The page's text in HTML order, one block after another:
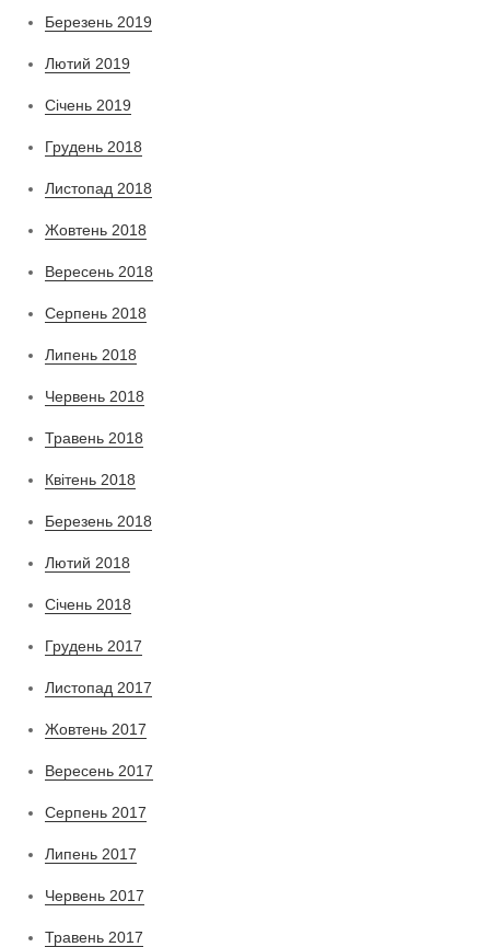
Березень 2019
Лютий 2019
Січень 2019
Грудень 2018
Листопад 2018
Жовтень 2018
Вересень 2018
Серпень 2018
Липень 2018
Червень 2018
Травень 2018
Квітень 2018
Березень 2018
Лютий 2018
Січень 2018
Грудень 2017
Листопад 2017
Жовтень 2017
Вересень 2017
Серпень 2017
Липень 2017
Червень 2017
Травень 2017